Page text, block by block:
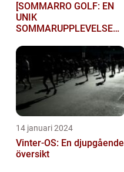
[SOMMARRO GOLF: EN
UNIK
SOMMARUPPLEVELSE
14 januari 2024
Vinter-OS: En djupgående
översikt